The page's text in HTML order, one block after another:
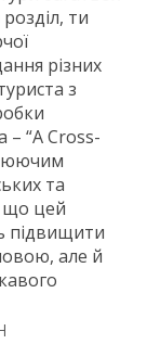
ти
різних
з
– “A Cross-
та
що цей
підвищити
але й